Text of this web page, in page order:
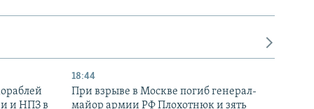
и НПЗ в
18:44
При взрыве в Москве погиб генерал-
майор армии РФ Плохотнюк и зять